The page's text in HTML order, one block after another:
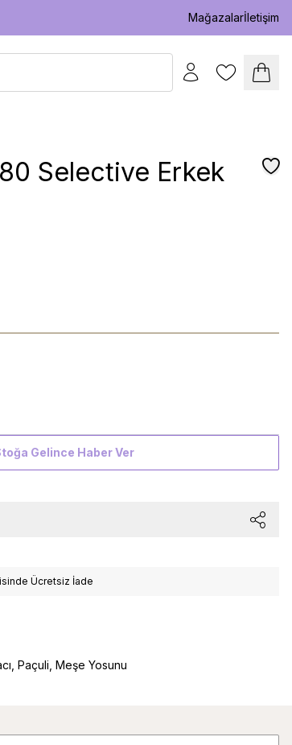
Mağazalarİletişim
Selective Erkek
Gelince Haber Ver
Ücretsiz İade
Paçuli, Meşe Yosunu